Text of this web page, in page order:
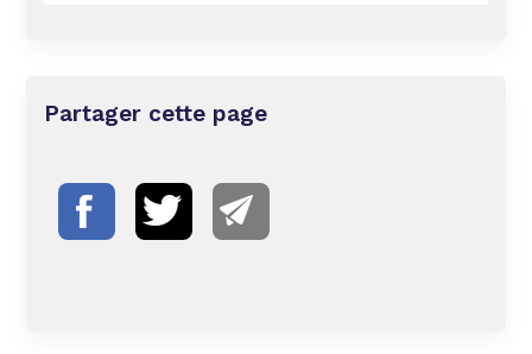
Partager cette page